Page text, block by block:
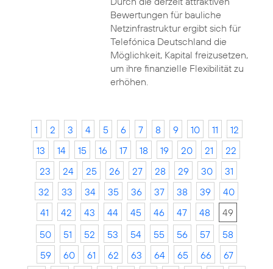
Bewertungen für bauliche
Netzinfrastruktur ergibt sich für
Telefónica Deutschland die
Möglichkeit, Kapital freizusetzen,
um ihre finanzielle Flexibilität zu
erhöhen.
1 2 3 4 5 6 7 8 9 10 11
12
13
14 15 16 17 18 19 20 21
22
23
24 25 26 27 28 29 30
31
32
33 34 35 36 37 38 39
40
41
42 43 44 45 46 47 48
49
50
51 52 53 54 55 56 57
58
59
60 61 62 63 64 65 66
67